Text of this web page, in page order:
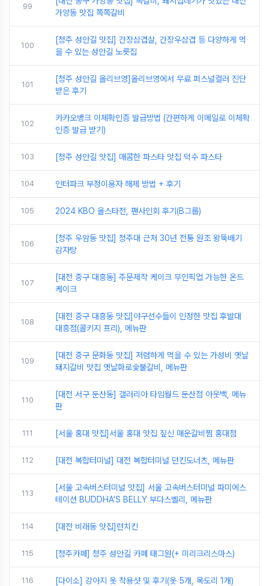
99
가양동 맛집 쪽쪽갈비
100
[청주 성안길 맛집] 간장삼겹살, 간장우삼겹 등 다양하게 먹
을 수 있는 성안길 노릇집
101
[청주 성안길 올리브영]올리브영에서 무료 퍼스널컬러 진단
받은 후기
102
카카오뱅크 이체확인증 발급방법 (간편하게 이메일로 이체확
인증 발급 받기)
103 [청주 성안길 맛집] 매콤한 파스타 맛집 덕수 파스타
104 인터파크 부정이용자 해제 방법 + 후기
105 2024 KBO 올스타전, 팬사인회 후기(B그룹)
106
[청주 우암동 맛집] 청주대 근처 30년 전통 원조 왕뚝배기
감자탕
107
[대전 중구 대흥동] 주문제작 케이크 무인픽업 가능한 온드
케이크
108
[대전 중구 대흥동 맛집]야구선수들이 인정한 맛집 후발대
대흥점(콜키지 프리), 메뉴판
109
[대전 중구 문화동 맛집] 저렴하게 먹을 수 있는 가성비 옛날
돼지갈비 맛집 옛날화로숯불갈비, 메뉴판
110
[대전 서구 둔산동] 갤러리아 타임월드 둔산점 아웃백, 메뉴
판
111 [서울 홍대 맛집]서울 홍대 맛집 짚신 매운갈비찜 홍대점
112 [대전 복합터미널] 대전 복합터미널 던킨도너츠, 메뉴판
113
[서울 고속버스터미널 맛집] 서울 고속버스터미널 파미에스
테이션 BUDDHA'S BELLY 부다스벨리, 메뉴판
114 [대전 비래동 맛집]런치킨
115 [청주카페] 청주 성안길 카페 태그원(+ 미리크리스마스)
116 [다이소] 강아지 옷 착용샷 및 후기(옷 5개, 목도리 1개)